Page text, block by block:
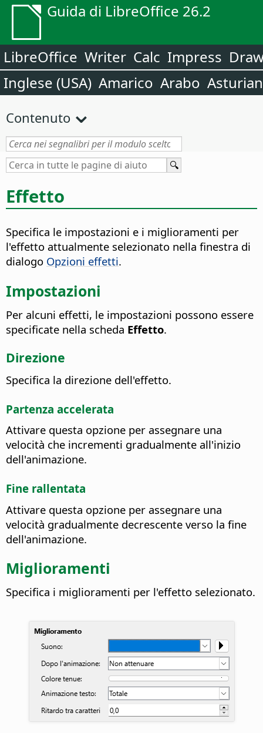
Guida di LibreOffice 26.2
LibreOffice Writer Calc Impress
Inglese (USA) Amarico Arabo
Contenuto
Effetto
Specifica le impostazioni e i miglioramenti per
l'effetto attualmente selezionato nella finestra di
dialogo Opzioni effetti.
Impostazioni
Per alcuni effetti, le impostazioni possono essere
specificate nella scheda Effetto.
Direzione
Specifica la direzione dell'effetto.
Partenza accelerata
Attivare questa opzione per assegnare una
velocità che incrementi gradualmente all'inizio
dell'animazione.
Fine rallentata
Attivare questa opzione per assegnare una
velocità gradualmente decrescente verso la fine
dell'animazione.
Miglioramenti
Specifica i miglioramenti per l'effetto selezionato.